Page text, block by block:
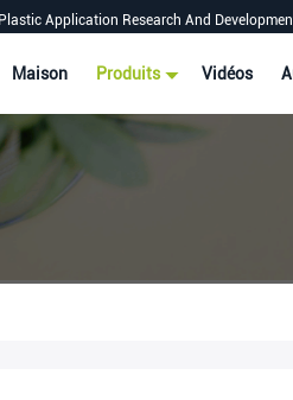
Application Research And
Maison Produits Vidéos